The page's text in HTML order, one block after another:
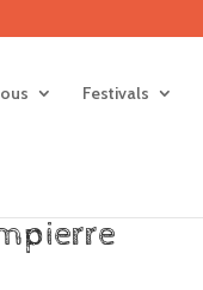
Festivals